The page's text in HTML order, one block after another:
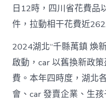
日12時，四川省花費品
件，拉動相干花費近
2024湖北“千縣萬鎮 煥
啟動，car 以舊換新政
費。本年四時度，湖北
會、car 發賣企業、生